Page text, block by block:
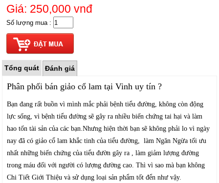
Giá: 250,000vnđ
Số lượng mua :
Tổng quát Đánh giá
Phân phối bán giảo cổ lam tại Vinh uy tín ?
Bạn đang rất buồn vì mình mắc phải bệnh tiểu đường, không còn động
lực sống, vì bệnh tiểu đường sẽ gây ra nhiều biến chứng tai hại và làm
hao tốn tài sản của các bạn.Nhưng hiện thời bạn sẽ không phải lo vì ngày
nay đã có giảo cổ lam khắc tinh của tiểu đường, làm Ngăn Ngừa tối ưu
nhất những biến chứng của tiểu đườn gây ra , làm giảm lượng đường
trong máu đối với người có lượng đường cao. Thì vì sao mà bạn không
Chi Tiết Giới Thiệu và sử dụng loại sản phẩm tốt đển như vậy.